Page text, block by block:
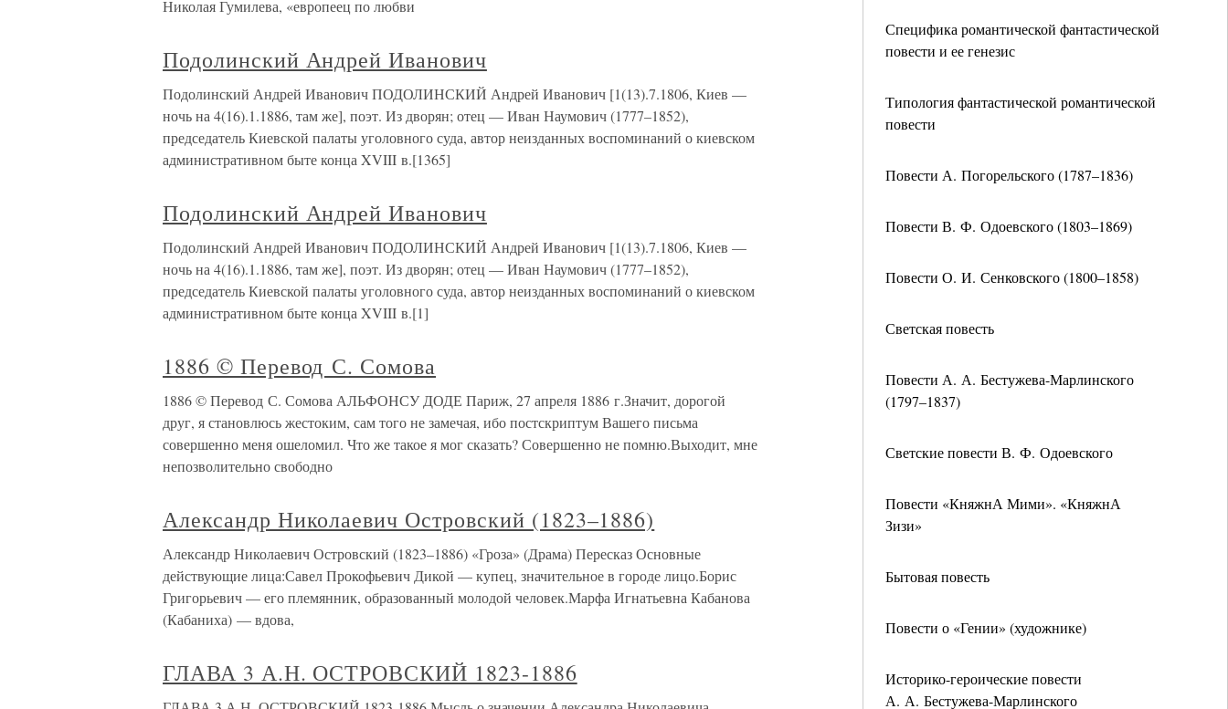
Специфика романтической фантастической
повести и ее генезис
Типология фантастической романтической
повести
Повести А. Погорельского (1787–1836)
Повести В. Ф. Одоевского (1803–1869)
Повести О. И. Сенковского (1800–1858)
Светская повесть
Повести А. А. Бестужева-Марлинского
(1797–1837)
Светские повести В. Ф. Одоевского
Повести «КняжнА Мими». «КняжнА
Зизи»
Бытовая повесть
Повести о «Гении» (художнике)
Историко-героические повести
А. А. Бестужева-Марлинского
Николая Гумилева, «европеец по любви
Подолинский Андрей Иванович
Подолинский Андрей Иванович ПОДОЛИНСКИЙ Андрей Иванович [1(13).7.1806, Киев —
ночь на 4(16).1.1886, там же], поэт. Из дворян; отец — Иван Наумович (1777–1852),
председатель Киевской палаты уголовного суда, автор неизданных воспоминаний о киевском
административном быте конца XVIII в.[1365]
Подолинский Андрей Иванович
Подолинский Андрей Иванович ПОДОЛИНСКИЙ Андрей Иванович [1(13).7.1806, Киев —
ночь на 4(16).1.1886, там же], поэт. Из дворян; отец — Иван Наумович (1777–1852),
председатель Киевской палаты уголовного суда, автор неизданных воспоминаний о киевском
административном быте конца XVIII в.[1]
1886 © Перевод С. Сомова
1886 © Перевод С. Сомова АЛЬФОНСУ ДОДЕ Париж, 27 апреля 1886 г.Значит, дорогой
друг, я становлюсь жестоким, сам того не замечая, ибо постскриптум Вашего письма
совершенно меня ошеломил. Что же такое я мог сказать? Совершенно не помню.Выходит, мне
непозволительно свободно
Александр Николаевич Островский (1823–1886)
Александр Николаевич Островский (1823–1886) «Гроза» (Драма) Пересказ Основные
действующие лица:Савел Прокофьевич Дикой — купец, значительное в городе лицо.Борис
Григорьевич — его племянник, образованный молодой человек.Марфа Игнатьевна Кабанова
(Кабаниха) — вдова,
ГЛАВА 3 А.Н. ОСТРОВСКИЙ 1823-1886